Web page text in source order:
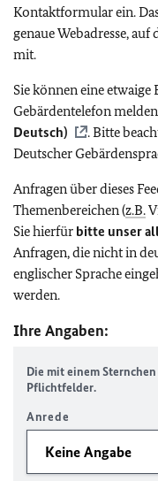
Kontaktformular ein.
genaue Webadresse,
mit.
Sie können eine etwaige
Gebärdentelefon
Deutsch)
. Bitte
Deutscher
Anfragen über dieses
Themenbereichen (z.B.
Sie hierfür bitte unser
Anfragen, die nicht in
englischer Sprache
werden.
Ihre Angaben:
Die mit einem
Pflichtfelder.
Anrede